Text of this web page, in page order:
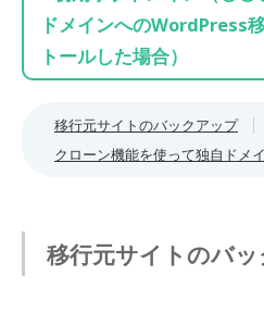
ドメインへのWordPress
トールした場合）
移行元サイトのバックアップ
クローン機能を使って独自ドメ
移行元サイトのバ